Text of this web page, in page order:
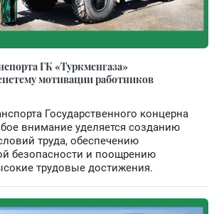
ГК «Туркменгаза»
мотивации работников
Государственного концерна
внимание уделяется созданию
труда, обеспечению
безопасности и поощрению
трудовые достижения.